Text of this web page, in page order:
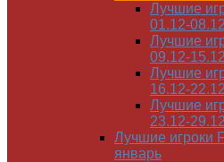
Лучшие
01.12-08.12
Лучшие
09.12-15.12
Лучшие
16.12-22.12
Лучшие
23.12-29.12
Лучшие игроки
январь